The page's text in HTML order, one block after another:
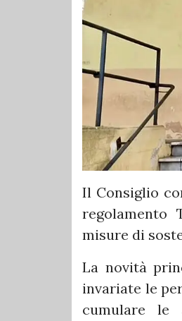
Il Consiglio
regolamento
misure di
La novità
invariate le
cumulare le